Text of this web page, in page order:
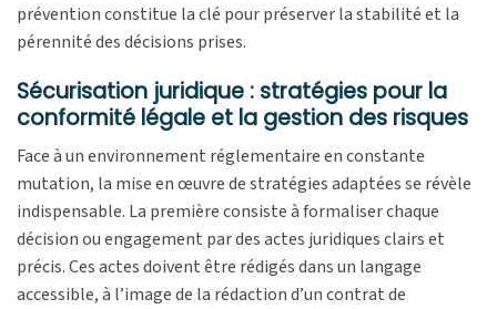
prévention constitue la clé pour préserver la stabilité et la
pérennité des décisions prises.
Sécurisation juridique : stratégies pour la
conformité légale et la gestion des risques
Face à un environnement réglementaire en constante
mutation, la mise en œuvre de stratégies adaptées se révèle
indispensable. La première consiste à formaliser chaque
décision ou engagement par des actes juridiques clairs et
précis. Ces actes doivent être rédigés dans un langage
accessible, à l’image de la rédaction d’un contrat de